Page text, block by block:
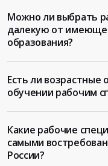
Можно ли выбрать
далекую от
образования?
Есть ли возрастные
обучении рабочим
Какие рабочие
самыми
России?